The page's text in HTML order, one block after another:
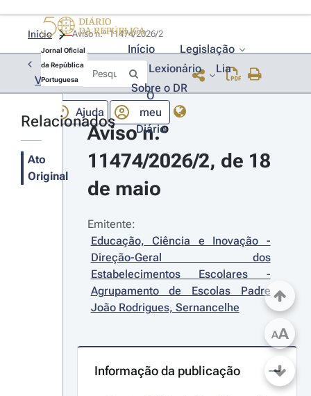
Jornal Oficial
da República
Portuguesa
Início
Legislação
Lexionário
Lia
Sobre o DR
Ajuda
O
meu
Diário
Início
Voltar
Relacionados
Ato
Original
Aviso n.º
11474/2026/2, de 18
de maio
Emitente:
Educação, Ciência e Inovação -
Direção-Geral dos
Estabelecimentos Escolares -
Agrupamento de Escolas Padre
João Rodrigues, Sernancelhe
Informação da publicação
AA